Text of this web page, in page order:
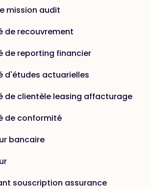
mission audit
de recouvrement
de reporting financier
d'études actuarielles
de clientèle leasing affacturage
de conformité
bancaire
souscription assurance